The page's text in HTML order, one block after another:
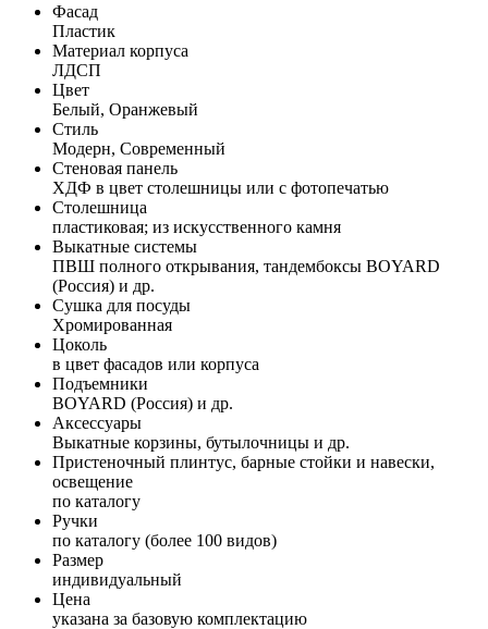
Фасад
Пластик
Материал корпуса
ЛДСП
Цвет
Белый, Оранжевый
Стиль
Модерн, Современный
Стеновая панель
ХДФ в цвет столешницы или с фотопечатью
Столешница
пластиковая; из искусственного камня
Выкатные системы
ПВШ полного открывания, тандембоксы BOYARD
(Россия) и др.
Сушка для посуды
Хромированная
Цоколь
в цвет фасадов или корпуса
Подъемники
BOYARD (Россия) и др.
Аксессуары
Выкатные корзины, бутылочницы и др.
Пристеночный плинтус, барные стойки и навески,
освещение
по каталогу
Ручки
по каталогу (более 100 видов)
Размер
индивидуальный
Цена
указана за базовую комплектацию